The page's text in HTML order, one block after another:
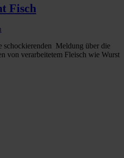
Fisch
schockierenden Meldung über die
von verarbeitetem Fleisch wie Wurst